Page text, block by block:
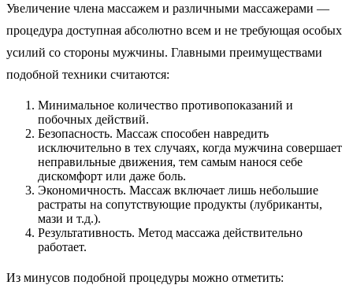
Увеличение члена массажем и различными массажерами —
процедура доступная абсолютно всем и не требующая особых
усилий со стороны мужчины. Главными преимуществами
подобной техники считаются:
Минимальное количество противопоказаний и
побочных действий.
Безопасность. Массаж способен навредить
исключительно в тех случаях, когда мужчина совершает
неправильные движения, тем самым нанося себе
дискомфорт или даже боль.
Экономичность. Массаж включает лишь небольшие
растраты на сопутствующие продукты (лубриканты,
мази и т.д.).
Результативность. Метод массажа действительно
работает.
Из минусов подобной процедуры можно отметить: